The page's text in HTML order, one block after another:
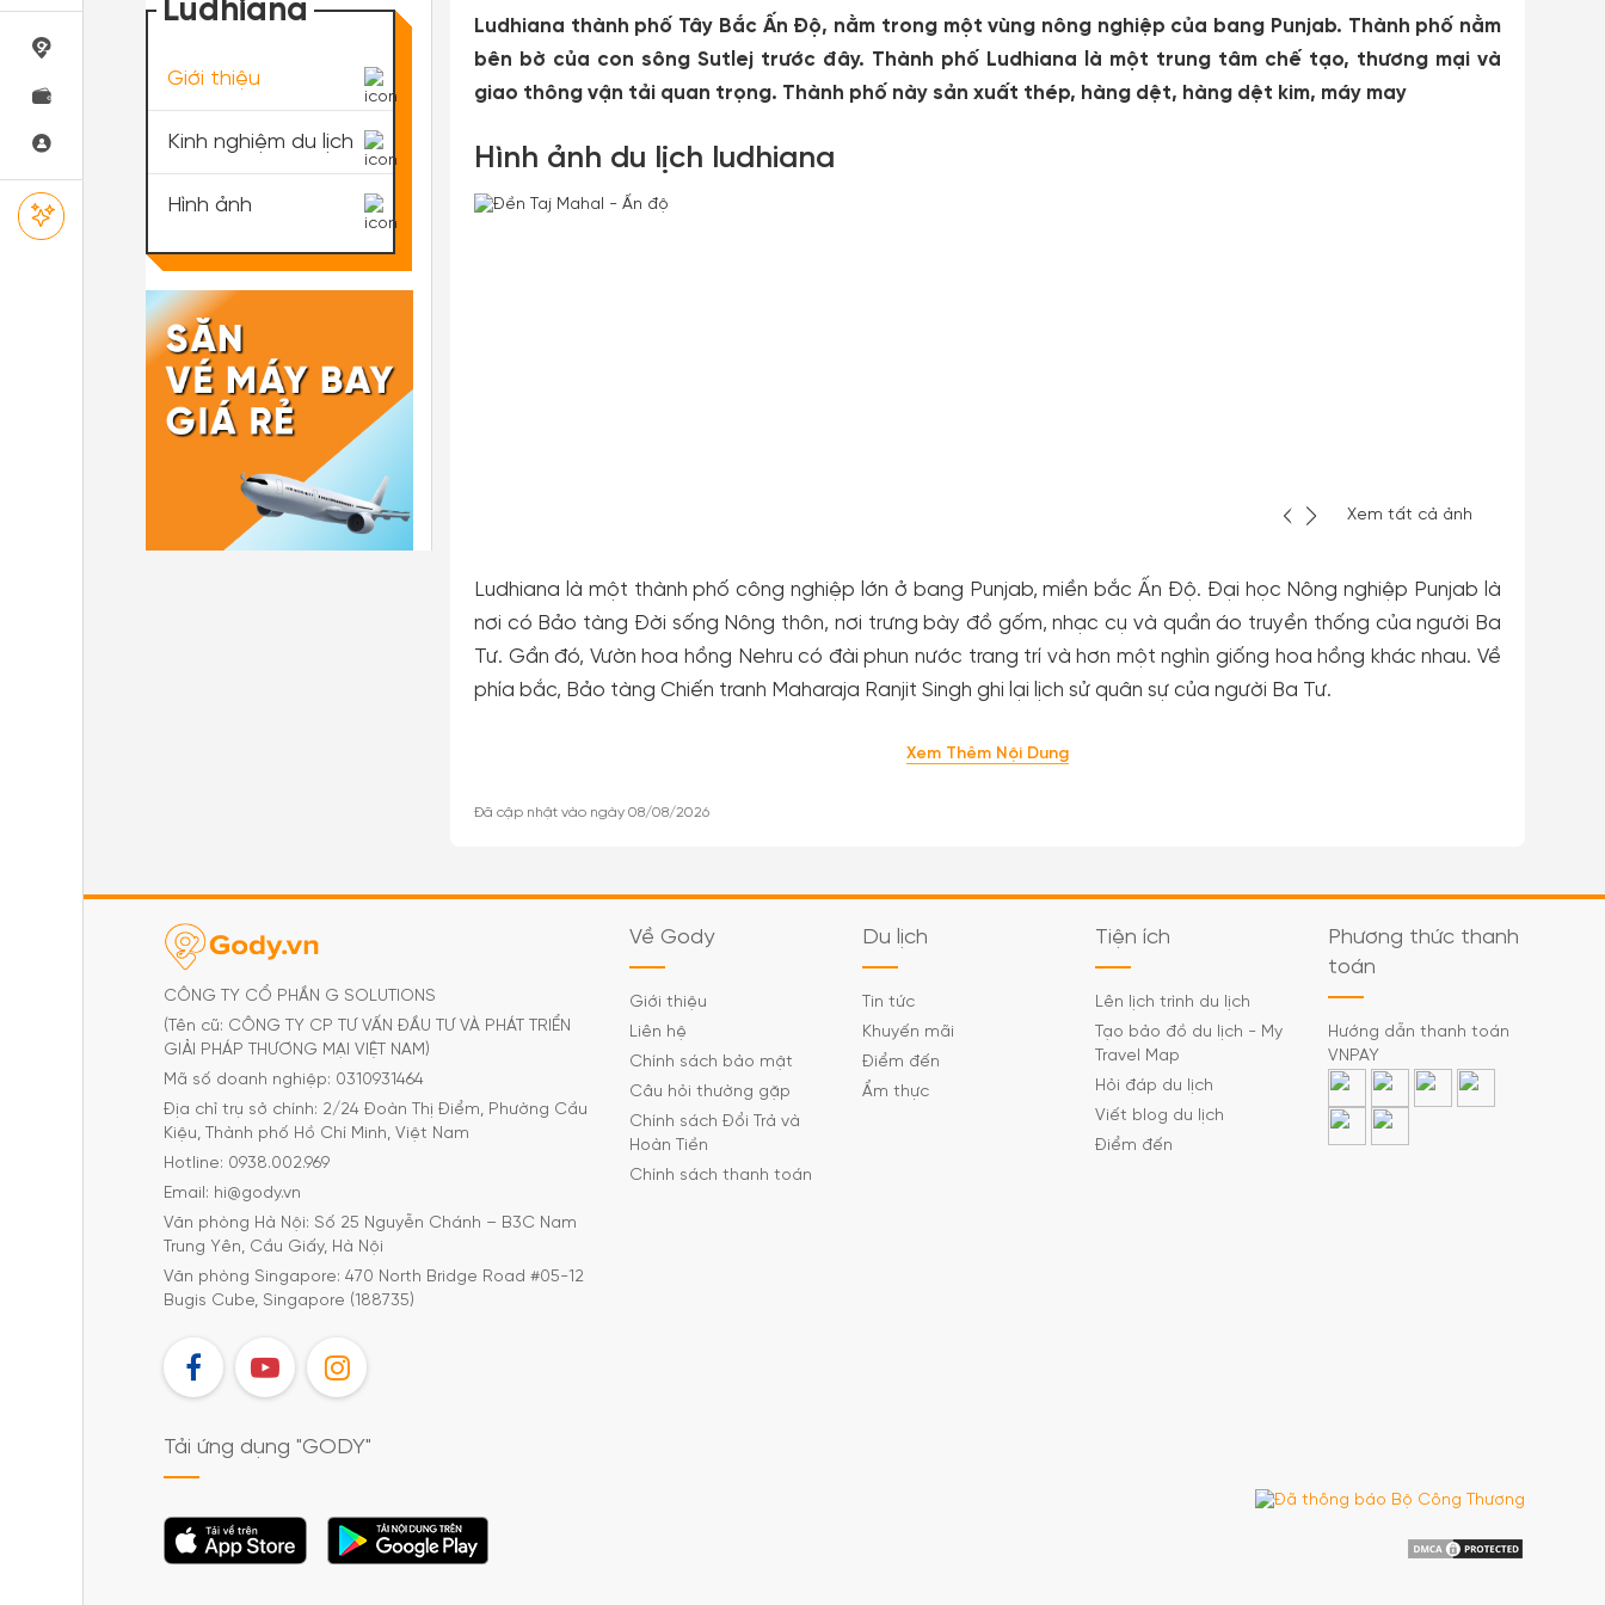
Ludhiana thành phố Tây Bắc Ấn Độ, nằm trong một vùng nông nghiệp của bang Punjab. Thành phố nằm
bên bờ của con sông Sutlej trước đây. Thành phố Ludhiana là một trung tâm chế tạo, thương mại và
giao thông vận tải quan trọng. Thành phố này sản xuất thép, hàng dệt, hàng dệt kim, máy may
Hình ảnh du lịch ludhiana
Xem tất cả ảnh
Ludhiana là một thành phố công nghiệp lớn ở bang Punjab, miền bắc Ấn Độ. Đại học Nông nghiệp Punjab là
nơi có Bảo tàng Đời sống Nông thôn, nơi trưng bày đồ gốm, nhạc cụ và quần áo truyền thống của người Ba
Tư. Gần đó, Vườn hoa hồng Nehru có đài phun nước trang trí và hơn một nghìn giống hoa hồng khác nhau. Về
phía bắc, Bảo tàng Chiến tranh Maharaja Ranjit Singh ghi lại lịch sử quân sự của người Ba Tư.
Xem Thêm Nội Dung
Đã cập nhật vào ngày 08/08/2026
Ludhiana
Giới thiệu
Kinh nghiệm du lịch
Hình ảnh
CÔNG TY CỔ PHẦN G SOLUTIONS
(Tên cũ: CÔNG TY CP TƯ VẤN ĐẦU TƯ VÀ PHÁT TRIỂN
GIẢI PHÁP THƯƠNG MẠI VIỆT NAM)
Mã số doanh nghiệp: 0310931464
Địa chỉ trụ sở chính: 2/24 Đoàn Thị Điểm, Phường Cầu
Kiệu, Thành phố Hồ Chí Minh, Việt Nam
Hotline: 0938.002.969
Email: hi@gody.vn
Văn phòng Hà Nội: Số 25 Nguyễn Chánh – B3C Nam
Trung Yên, Cầu Giấy, Hà Nội
Văn phòng Singapore: 470 North Bridge Road #05-12
Bugis Cube, Singapore (188735)
FB YT IG
Về Gody
Giới thiệu
Liên hệ
Chính sách bảo mật
Câu hỏi thường gặp
Chính sách Đổi Trả và
Hoàn Tiền
Chính sách thanh toán
Du lịch
Tin tức
Khuyến mãi
Điểm đến
Ẩm thực
Tiện ích
Lên lịch trình du lịch
Tạo bảo đồ du lịch - My
Travel Map
Hỏi đáp du lịch
Viết blog du lịch
Điểm đến
Phương thức thanh
toán
Hướng dẫn thanh toán
VNPAY
Tải ứng dụng "GODY"
Tải ứng dụng Tải ứng dụng